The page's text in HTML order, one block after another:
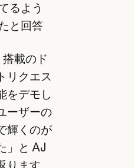
るよう
と回答
搭載のド
リクエス
をデモし
ーザーの
輝くのが
」と AJ
ります。